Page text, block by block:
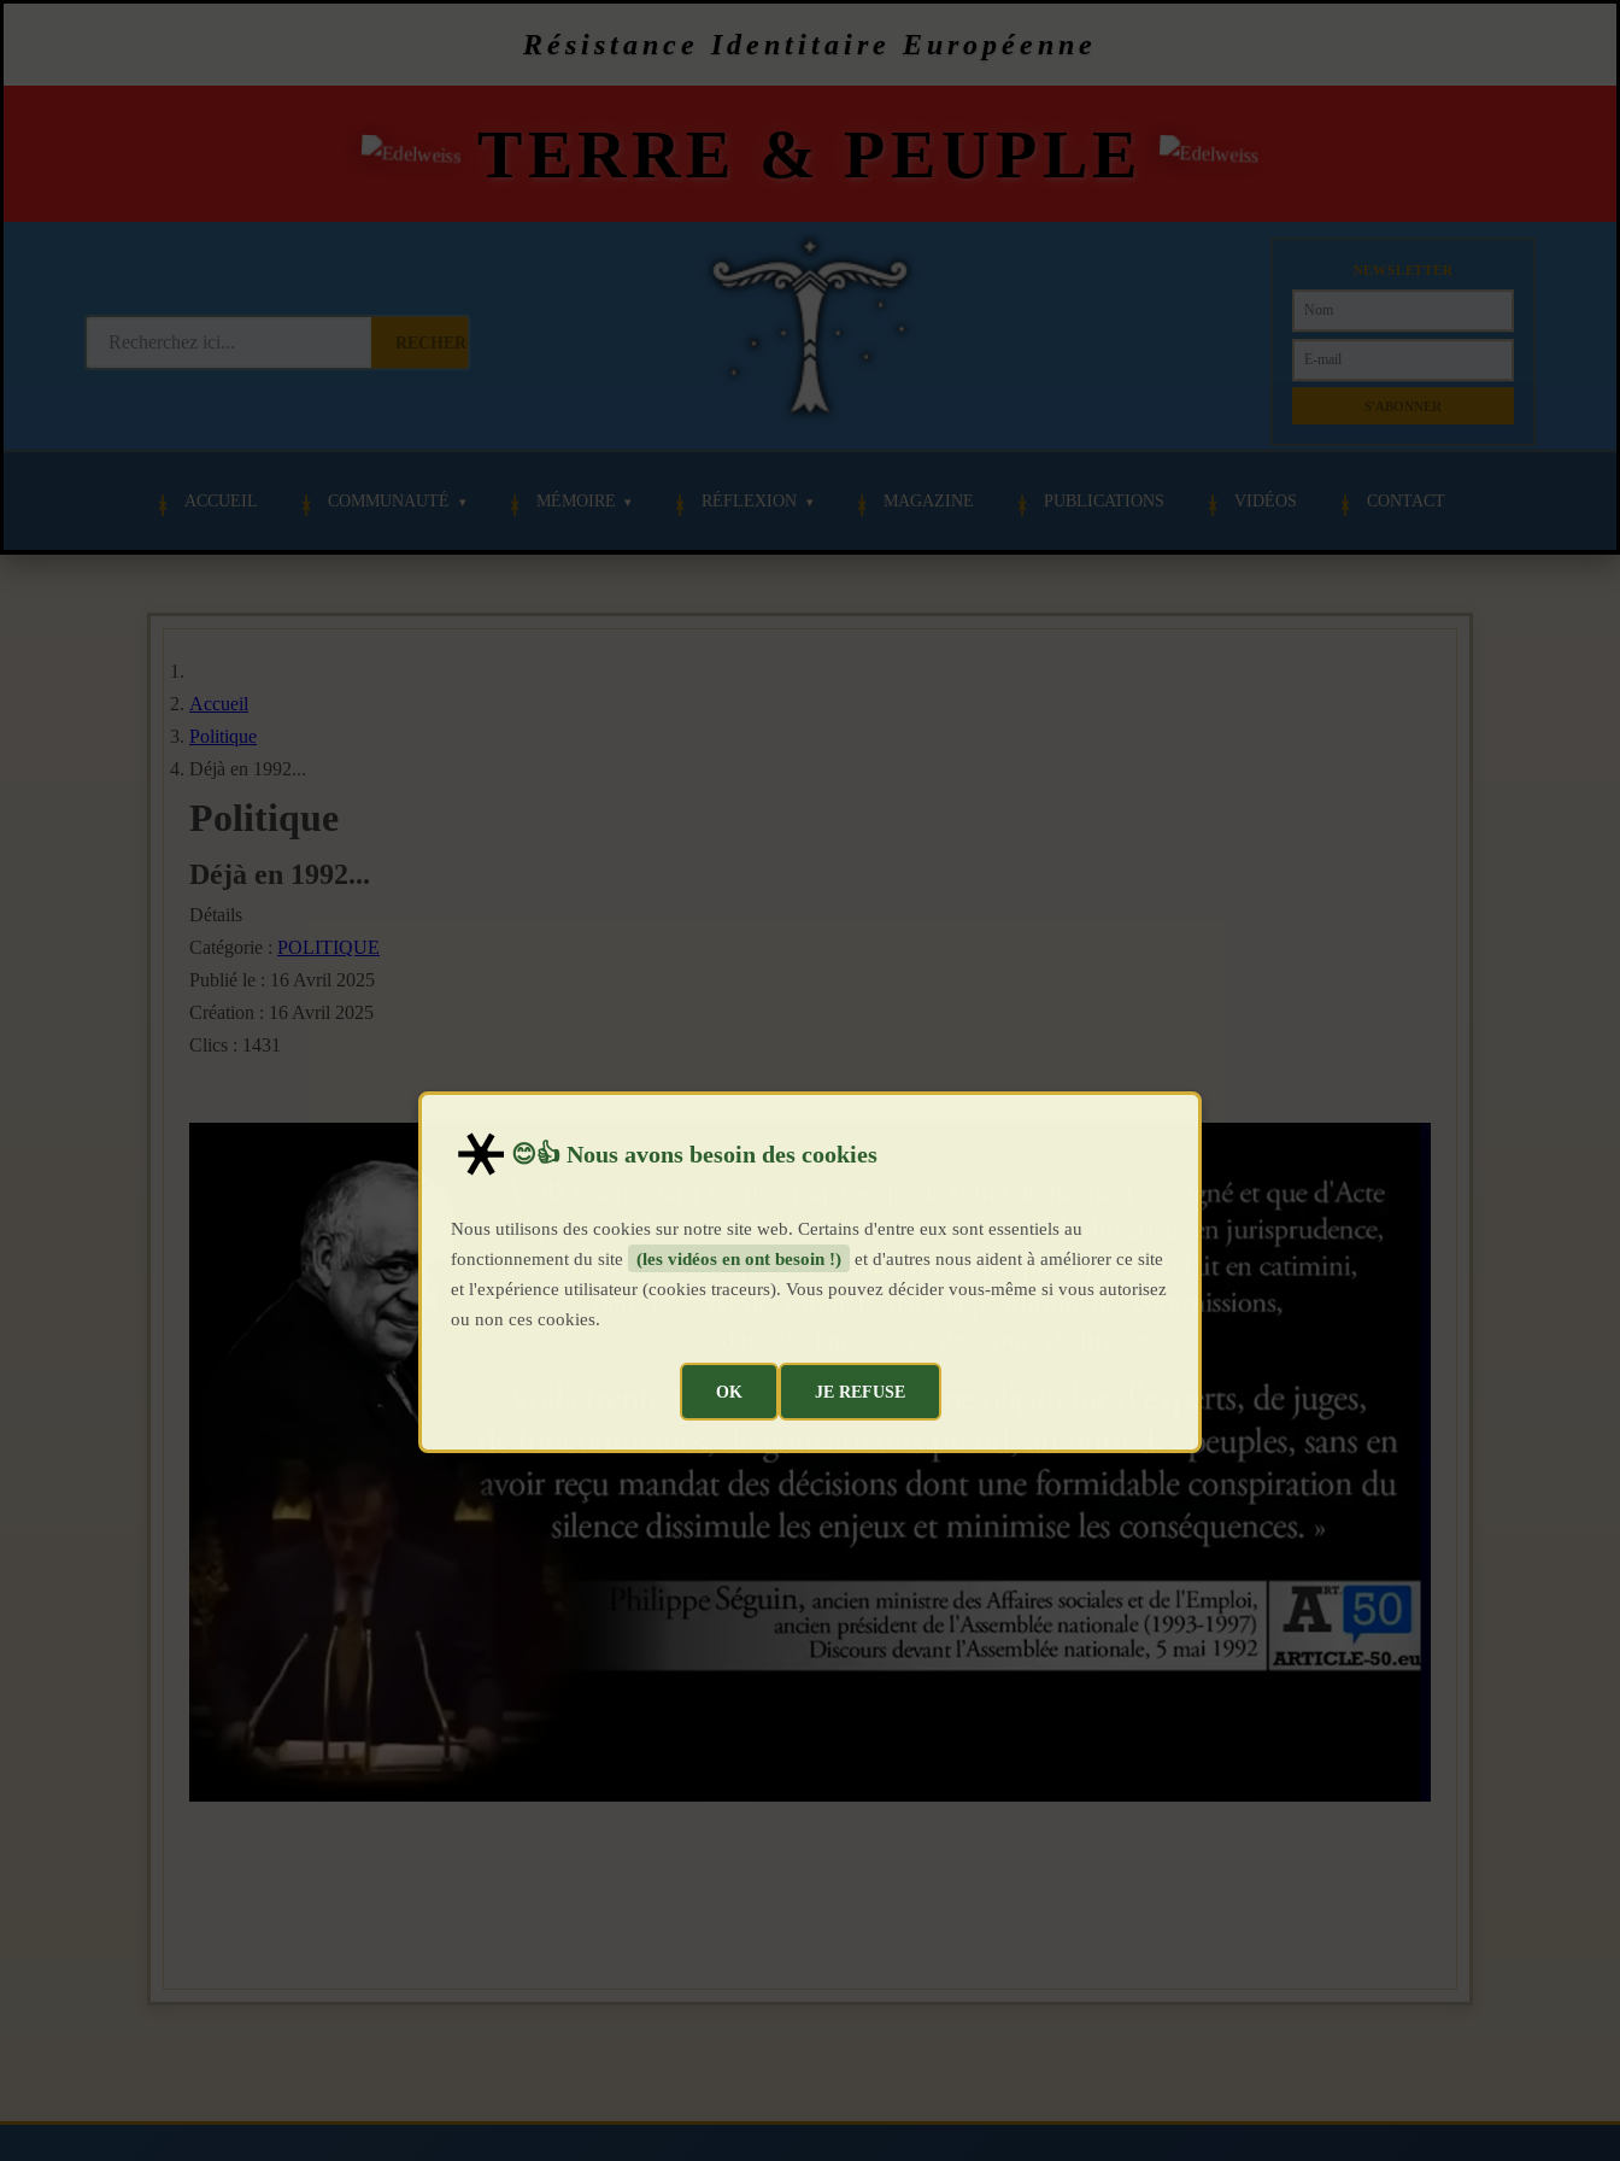
Résistance Identitaire Européenne
TERRE & PEUPLE
NEWSLETTER
ACCUEIL COMMUNAUTÉ MÉMOIRE RÉFLEXION MAGAZINE PUBLICATIONS VIDÉOS CONTACT
Accueil
Politique
Déjà en 1992...
Politique
Déjà en 1992...
Détails
Catégorie : POLITIQUE
Publié le : 16 Avril 2025
Création : 16 Avril 2025
Clics : 1431
Nous utilisons des cookies sur notre site web. Certains d'entre eux sont essentiels au
fonctionnement du site
(les vidéos en ont besoin !)
et d'autres nous aident à améliorer ce site
et l'expérience utilisateur (cookies traceurs). Vous pouvez décider vous-même si vous autorisez
ou non ces cookies.
OK JE REFUSE